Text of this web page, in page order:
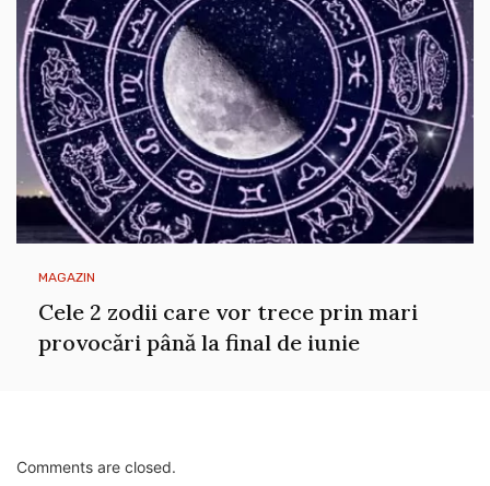
MAGAZIN
Cele 2 zodii care vor trece prin mari
provocări până la final de iunie
Comments are closed.